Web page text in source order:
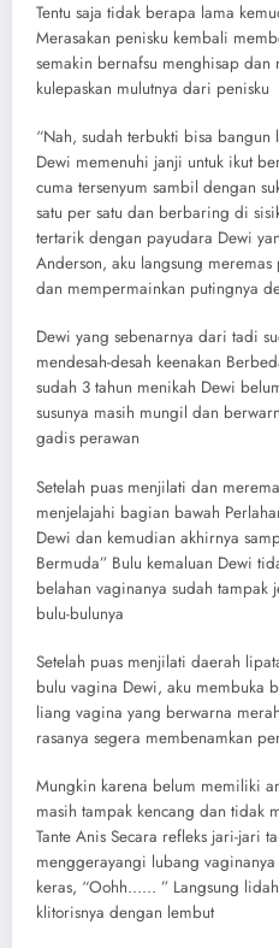
Tentu saja tidak berapa lama
Merasakan penisku kembali
semakin bernafsu menghisap dan
kulepaskan mulutnya dari penisku
“Nah, sudah terbukti bisa
Dewi memenuhi janji untuk ikut
cuma tersenyum sambil dengan
satu per satu dan berbaring di
tertarik dengan payudara Dewi
Anderson, aku langsung
dan mempermainkan putingnya
Dewi yang sebenarnya dari tadi
mendesah-desah keenakan
sudah 3 tahun menikah Dewi
susunya masih mungil dan
gadis perawan
Setelah puas menjilati dan
menjelajahi bagian bawah
Dewi dan kemudian akhirnya
Bermuda” Bulu kemaluan Dewi
belahan vaginanya sudah tampak
bulu-bulunya
Setelah puas menjilati daerah
bulu vagina Dewi, aku membuka
liang vagina yang berwarna
rasanya segera membenamkan
Mungkin karena belum memiliki
masih tampak kencang dan tidak
Tante Anis Secara refleks jari-jari
menggerayangi lubang
keras, “Oohh…… ” Langsung
klitorisnya dengan lembut